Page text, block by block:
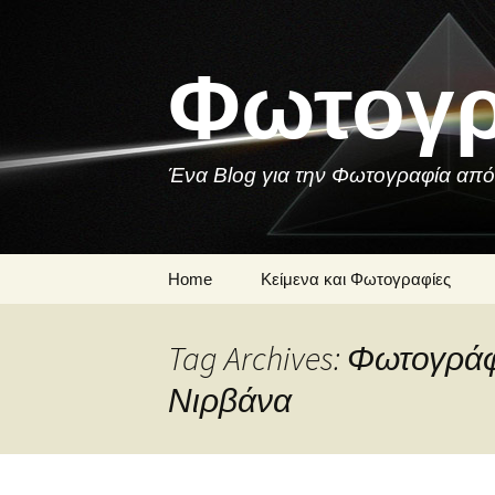
Ένα Blog για την Φωτογραφία από
Home Κείμενα και Φωτογραφίες
Τραγούδια για τη
Φωτογραφία
Tag Archives:
Νιρβάνα